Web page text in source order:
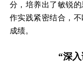
分，培养出了敏锐
作实践紧密结合，
成绩。
“深